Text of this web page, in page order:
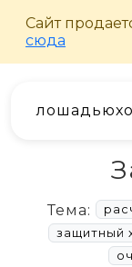
Тема:
защитный